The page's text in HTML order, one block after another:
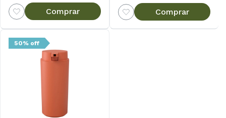
Comprar Comprar
50% off